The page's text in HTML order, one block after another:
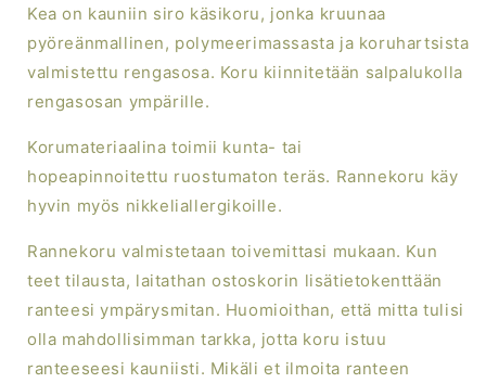
Kea on kauniin siro käsikoru, jonka kruunaa
pyöreänmallinen, polymeerimassasta ja koruhartsista
valmistettu rengasosa. Koru kiinnitetään salpalukolla
rengasosan ympärille.
Korumateriaalina toimii kunta- tai
hopeapinnoitettu ruostumaton teräs. Rannekoru käy
hyvin myös nikkeliallergikoille.
Rannekoru valmistetaan toivemittasi mukaan. Kun
teet tilausta, laitathan ostoskorin lisätietokenttään
ranteesi ympärysmitan. Huomioithan, että mitta tulisi
olla mahdollisimman tarkka, jotta koru istuu
ranteeseesi kauniisti. Mikäli et ilmoita ranteen